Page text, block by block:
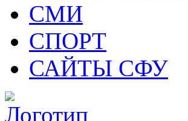
СМИ
СПОРТ
САЙТЫ СФУ